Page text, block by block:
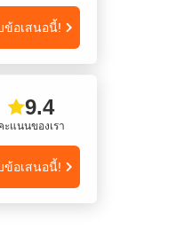
ข้อเสนอนี้!
ะแนนของเรา
9.4
ข้อเสนอนี้!